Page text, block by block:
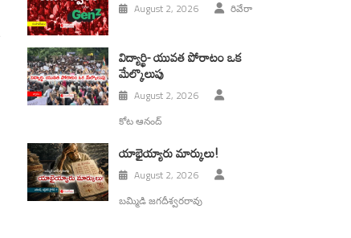
August 2, 2026 రివేరా
విద్యార్థి- యువత పోరాటం ఒక
మేల్కొలుపు
August 2, 2026
కోట ఆనంద్
యాభైయ్యారు మార్కులు!
August 2, 2026
బమ్మిడి జగదీశ్వరరావు